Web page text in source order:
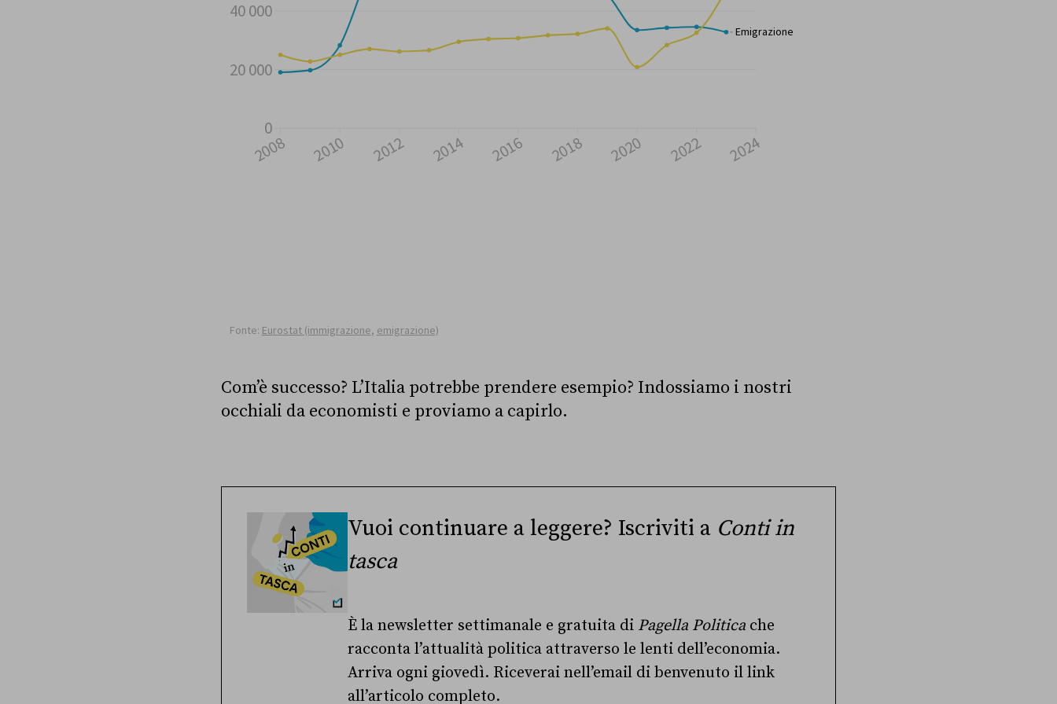
Com’è successo? L’Italia potrebbe prendere esempio? Indossiamo i nostri
occhiali da economisti e proviamo a capirlo.
Vuoi continuare a leggere? Iscriviti a Conti in
tasca
È la newsletter settimanale e gratuita di Pagella Politicache
racconta l’attualità politica attraverso le lenti dell’economia.
Arriva ogni giovedì. Riceverai nell’email di benvenuto il link
all’articolo completo.